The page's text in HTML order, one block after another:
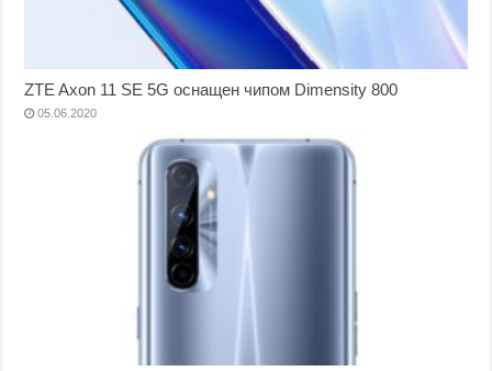
ZTE Axon 11 SE 5G оснащен чипом Dimensity 800
05.06.2020